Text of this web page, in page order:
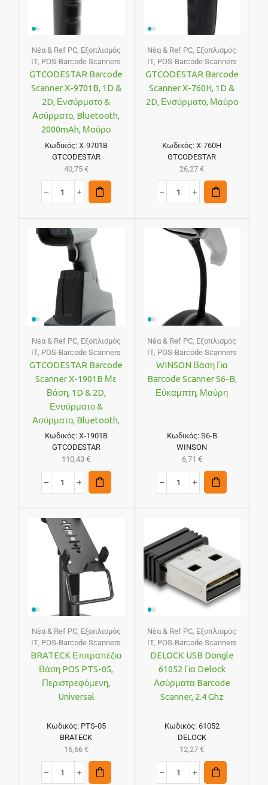
Νέα & Ref PC, Εξοπλισμός
IT, POS-Barcode Scanners
GTCODESTAR Barcode
Scanner X-9701B, 1D &
2D, Ενσύρματο &
Ασύρματο, Bluetooth,
2000mAh, Μαύρο
Κωδικός: X-9701B
GTCODESTAR
40,75 €
Νέα & Ref PC, Εξοπλισμός
IT, POS-Barcode Scanners
GTCODESTAR Barcode
Scanner X-760H, 1D &
2D, Ενσύρματο, Μαύρο
Κωδικός:X-760H
GTCODESTAR
26,27€
Νέα & Ref PC, Εξοπλισμός
IT, POS-Barcode Scanners
GTCODESTAR Barcode
Scanner X-1901B Με
Βάση, 1D & 2D,
Ενσύρματο &
Ασύρματο, Bluetooth,
2000mAh, Μαύρο
Κωδικός: X-1901B
GTCODESTAR
110,43€
Νέα & Ref PC Εξοπλισμός
IT, POS-Barcode Scanners
WINSON Βάση Για
Barcode Scanner S6-B,
Εύκαμπτη, Μαύρη
Κωδικός: S6-B
WINSON
6,71 €
Νέα & Ref PC, Εξοπλισμός
IT, POS-Barcode Scanners
BRATECK Επιτραπέζια
Βάση POS PTS-05,
Περιστρεφόμενη,
Universal
Κωδικός: PTS-05
BRATECK
16,66 €
Νέα & Ref PC Εξοπλισμός
IT, POS-Barcode Scanners
DELOCK USB Dongle
61052 Για Delock
Ασύρματα Barcode
Scanner, 2.4 Ghz
Κωδικός: 61052
DELOCK
12,27€